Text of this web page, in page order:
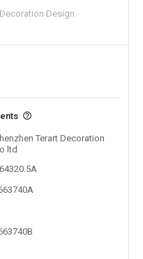
Design
Terart Decoration
ltd